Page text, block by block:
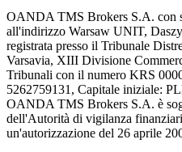
OANDA TMS Brokers S.A. con
all'indirizzo Warsaw UNIT,
registrata presso il Tribunale
Varsavia, XIII Divisione
Tribunali con il numero KRS
5262759131, Capitale iniziale:
OANDA TMS Brokers S.A. è
dell'Autorità di vigilanza
un'autorizzazione del 26 aprile